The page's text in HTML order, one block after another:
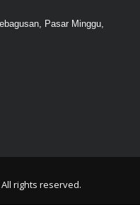
Pasar Minggu,
All rights reserved.